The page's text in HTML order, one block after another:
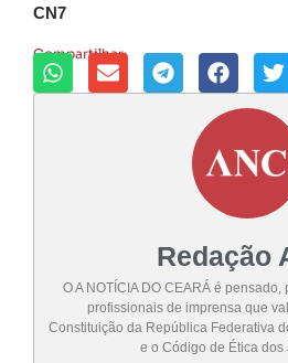
CN7
Compartilhar:
Redação
O A NOTÍCIA DO CEARÁ é
profissionais de imprensa que
Constituição da República Federativa
e o Código de Ética dos